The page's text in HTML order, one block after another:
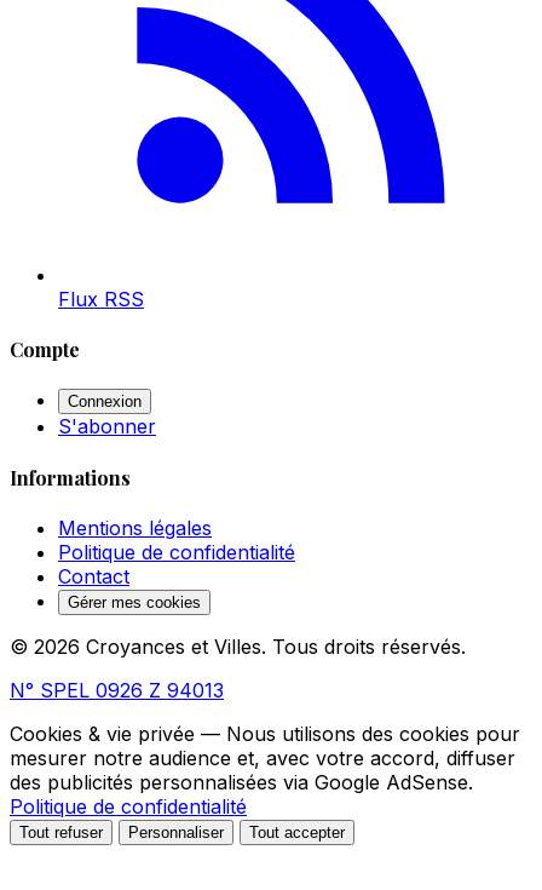
Flux RSS
Compte
Connexion
S'abonner
Informations
Mentions légales
Politique de confidentialité
Contact
Gérer mes cookies
© 2026 Croyances et Villes. Tous droits réservés.
N° SPEL 0926 Z 94013
Cookies & vie privée — Nous utilisons des cookies pour
mesurer notre audience et, avec votre accord, diffuser
des publicités personnalisées via Google AdSense.
Politique de confidentialité
Tout refuser Personnaliser Tout accepter